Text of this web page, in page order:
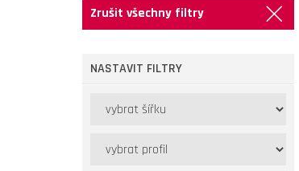
Zrušit všechny filtry
NASTAVIT FILTRY